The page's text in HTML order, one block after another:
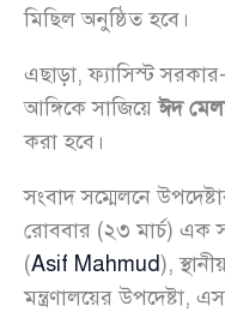
মিছিল অনুষ্ঠিত হবে।
এছাড়া, ফ্যাসিস্ট
আঙ্গিকে সাজিয়েঈদ
করা হবে।
সংবাদ সম্মেলনে
রোববার (২৩ মার্চ) এক
(Asif Mahmud),
মন্ত্রণালয়ের উপদেষ্টা,